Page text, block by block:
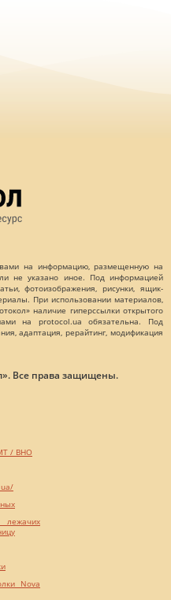
на информацию, размещенную на
не указано иное. Под информацией
фотоизображения, рисунки, ящик-
При использовании материалов,
наличие гиперссылки открытого
на protocol.ua обязательна. Под
адаптация, рерайтинг, модификация
Все права защищены.
/ ВНО
Nova